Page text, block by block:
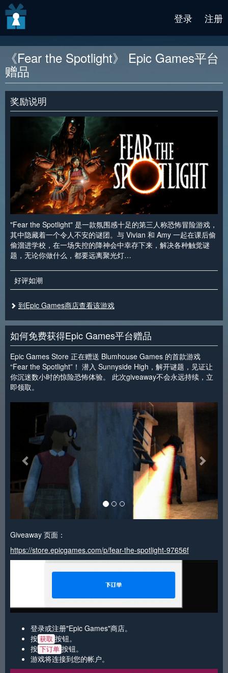
登录 注册
《Fear the Spotlight》 Epic Games平台
赠品
奖励说明
"Fear the Spotlight" 是一款氛围感十足的第三人称恐怖冒险游戏，
其中隐藏着一个令人不安的谜团。与 Vivian 和 Amy 一起在课后偷
偷溜进学校，在一场失控的降神会中幸存下来，解决各种触觉谜
题，无论你做什么，都要远离聚光灯…
好评如潮
到Epic Games商店查看该游戏
如何免费获得Epic Games平台赠品
Epic Games Store 正在赠送 Blumhouse Games 的首款游戏
“Fear the Spotlight”！ 潜入 Sunnyside High，解开谜题，见证让
你沉迷数小时的惊险恐怖体验。 此次giveaway不会永远持续，立
即领取。
>
Giveaway 页面：
https://store.epicgames.com/p/fear-the-spotlight-97656f
登录或注册"Epic Games"商店。
按 获取 按钮。
按 下订单 按钮。
游戏将连接到您的帐户。